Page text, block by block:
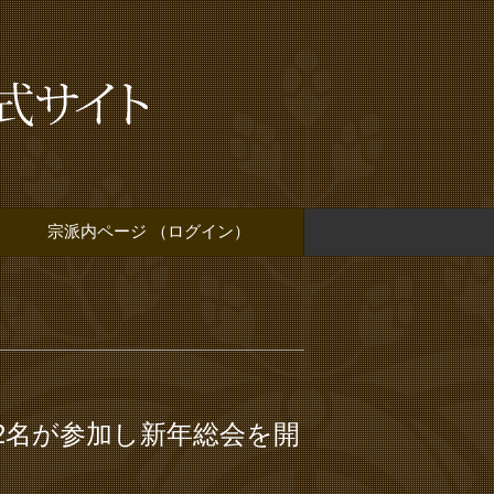
宗派内ページ （ログイン）
が参加し新年総会を開